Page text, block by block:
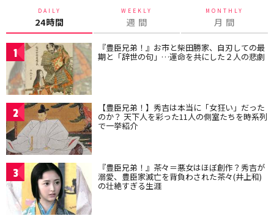
DAILY
24時間
WEEKLY
週 間
MONTHLY
月 間
1 『豊臣兄弟！』お市と柴田勝家、自刃しての最
期と「辞世の句」…運命を共にした２人の悲劇
2 【豊臣兄弟！】秀吉は本当に「女狂い」だった
のか？ 天下人を彩った11人の側室たちを時系列
で一挙紹介
3 『豊臣兄弟！』茶々＝悪女はほぼ創作？秀吉が
溺愛、豊臣家滅亡を背負わされた茶々(井上和)
の壮絶すぎる生涯